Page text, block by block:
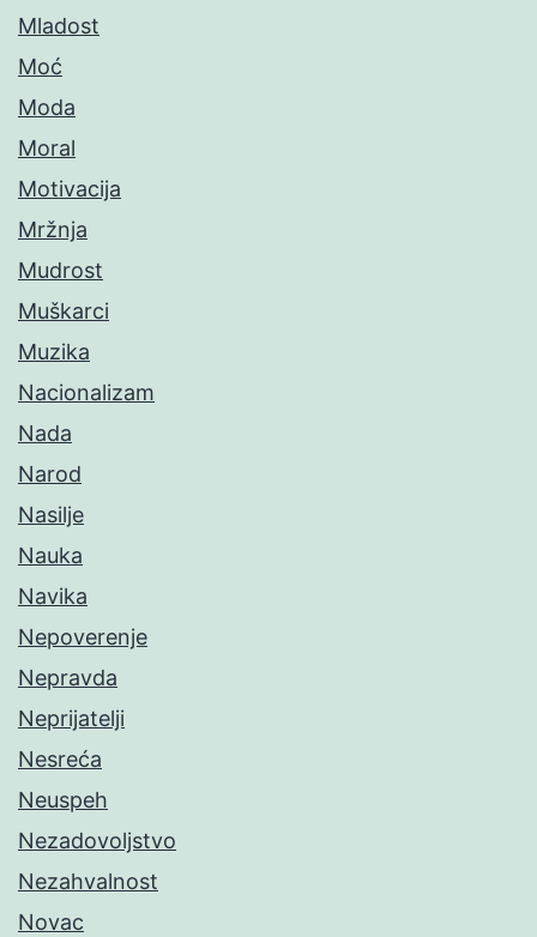
Mladost
Moć
Moda
Moral
Motivacija
Mržnja
Mudrost
Muškarci
Muzika
Nacionalizam
Nada
Narod
Nasilje
Nauka
Navika
Nepoverenje
Nepravda
Neprijatelji
Nesreća
Neuspeh
Nezadovoljstvo
Nezahvalnost
Novac